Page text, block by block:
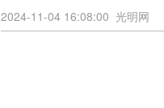
2024-11-04 16:08:00 光明网